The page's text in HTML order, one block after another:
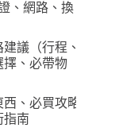
、網路、換
議（行程、
擇、必帶物
、必買攻略
指南